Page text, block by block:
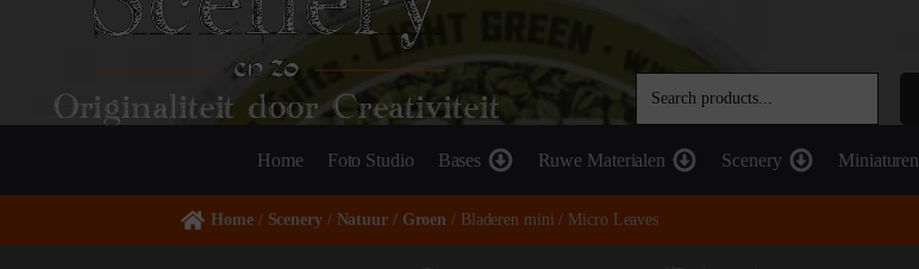
Originaliteit door Creativiteit
Home Foto Studio Bases Ruwe Materialen Scenery Miniaturen
Home/ Scenery/ Natuur / Groen / Bladeren mini / Micro Leaves